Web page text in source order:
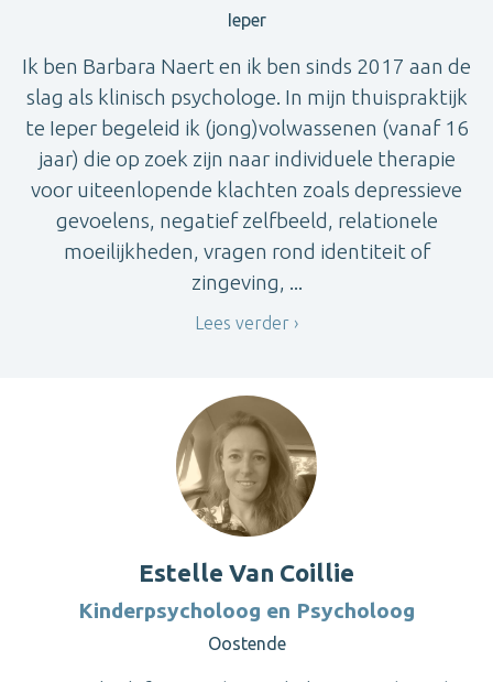
Ieper
Ik ben Barbara Naert en ik ben sinds 2017 aan de
slag als klinisch psychologe. In mijn thuispraktijk
te Ieper begeleid ik (jong)volwassenen (vanaf 16
jaar) die op zoek zijn naar individuele therapie
voor uiteenlopende klachten zoals depressieve
gevoelens, negatief zelfbeeld, relationele
moeilijkheden, vragen rond identiteit of
zingeving, ...
Lees verder
Estelle Van Coillie
Kinderpsycholoog en Psycholoog
Oostende